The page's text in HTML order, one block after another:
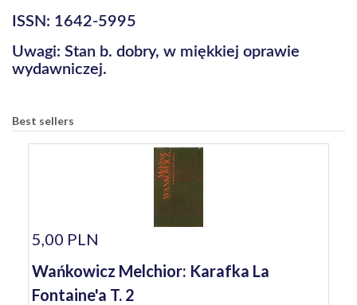
ISSN: 1642-5995
Uwagi: Stan b. dobry, w miękkiej oprawie
wydawniczej.
Best sellers
5,00 PLN
Wańkowicz Melchior: Karafka La
Fontaine'a T. 2